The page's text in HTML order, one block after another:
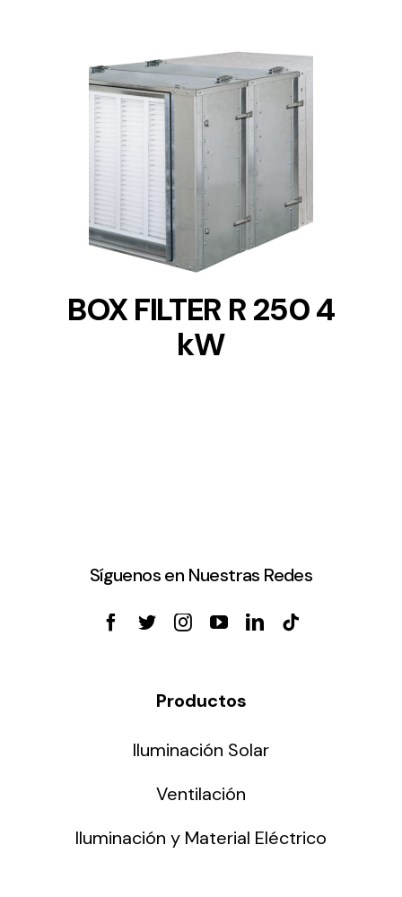
DETAILS
BOX FILTER R 250 4
kW
Síguenos en Nuestras Redes
Productos
Iluminación Solar
Ventilación
Iluminación y Material Eléctrico